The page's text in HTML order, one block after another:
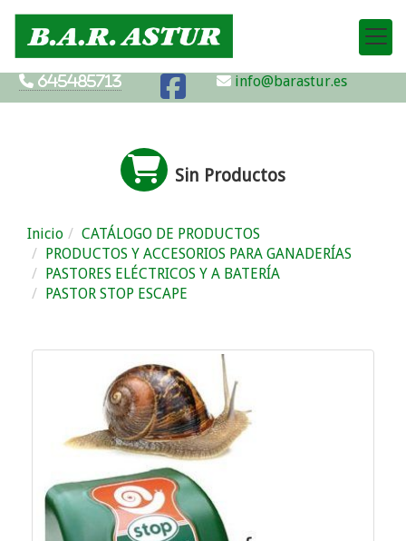
645485713 info@barastur.es
Sin Productos
Inicio
CATÁLOGO DE PRODUCTOS
PRODUCTOS Y ACCESORIOS PARA GANADERÍAS
PASTORES ELÉCTRICOS Y A BATERÍA
PASTOR STOP ESCAPE